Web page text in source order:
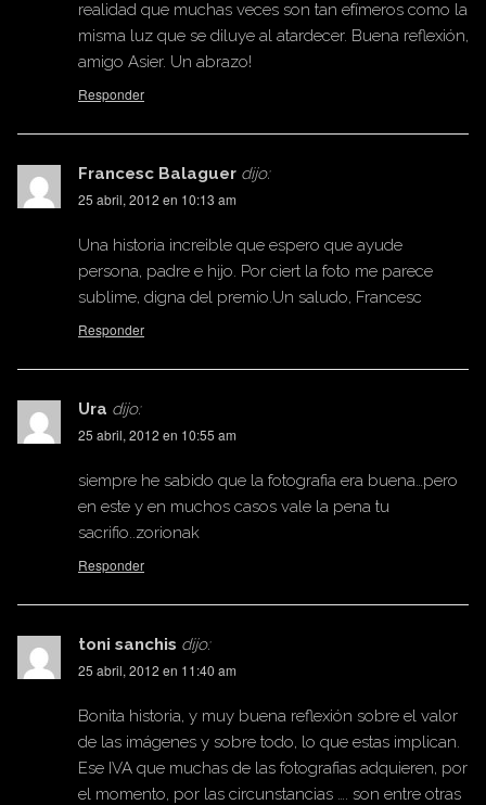
realidad que muchas veces son tan efímeros como la
misma luz que se diluye al atardecer. Buena reflexión,
amigo Asier. Un abrazo!
Responder
Francesc Balaguer dijo:
25 abril, 2012 en 10:13 am
Una historia increible que espero que ayude
persona, padre e hijo. Por ciert la foto me parece
sublime, digna del premio.Un saludo, Francesc
Responder
Ura dijo:
25 abril, 2012 en 10:55 am
siempre he sabido que la fotografia era buena…pero
en este y en muchos casos vale la pena tu
sacrifio..zorionak
Responder
toni sanchis dijo:
25 abril, 2012 en 11:40 am
Bonita historia, y muy buena reflexión sobre el valor
de las imágenes y sobre todo, lo que estas implican.
Ese IVA que muchas de las fotografias adquieren, por
el momento, por las circunstancias …. son entre otras